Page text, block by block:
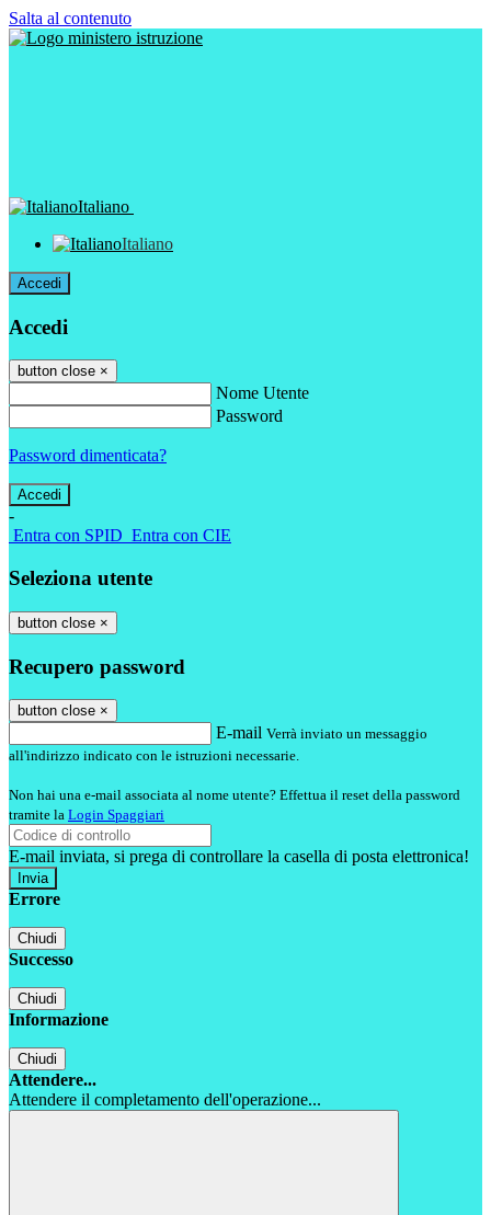
Salta al contenuto
Italiano
Italiano
Accedi
Accedi
button close ×
Nome Utente
Password
Password dimenticata?
-
Entra con SPID Entra con CIE
Seleziona utente
button close ×
Recupero password
button close ×
E-mail Verrà inviato un messaggio
all'indirizzo indicato con le istruzioni necessarie.
Non hai una e-mail associata al nome utente? Effettua il reset della password
tramite la Login Spaggiari
E-mail inviata, si prega di controllare la casella di posta elettronica!
Errore
Chiudi
Successo
Chiudi
Informazione
Chiudi
Attendere...
Attendere il completamento dell'operazione...